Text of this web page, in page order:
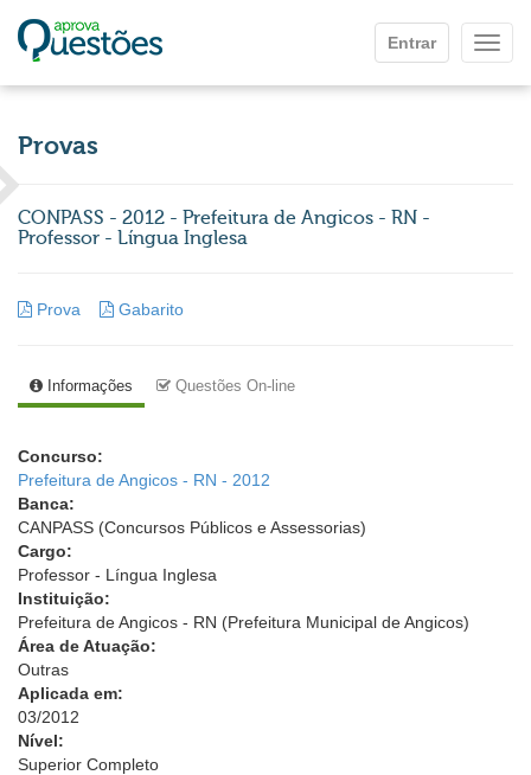
Entrar
Provas
CONPASS - 2012 - Prefeitura de Angicos - RN -
Professor - Língua Inglesa
Prova Gabarito
Informações Questões On-line
Concurso:
Prefeitura de Angicos - RN - 2012
Banca:
CANPASS (Concursos Públicos e Assessorias)
Cargo:
Professor - Língua Inglesa
Instituição:
Prefeitura de Angicos - RN (Prefeitura Municipal de Angicos)
Área de Atuação:
Outras
Aplicada em:
03/2012
Nível:
Superior Completo